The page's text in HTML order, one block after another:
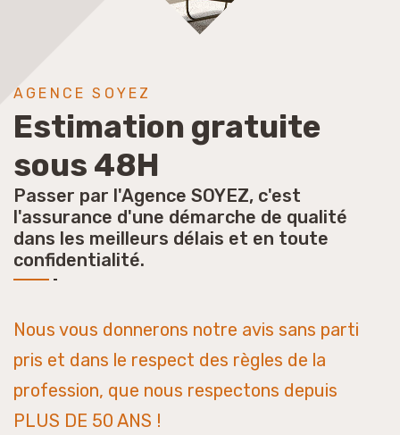
AGENCE SOYEZ
Estimation gratuite
sous 48H
Passer par l'Agence SOYEZ, c'est
l'assurance d'une démarche de qualité
dans les meilleurs délais et en toute
confidentialité.
Nous vous donnerons notre avis sans parti
pris et dans le respect des règles de la
profession, que nous respectons depuis
PLUS DE 50 ANS !